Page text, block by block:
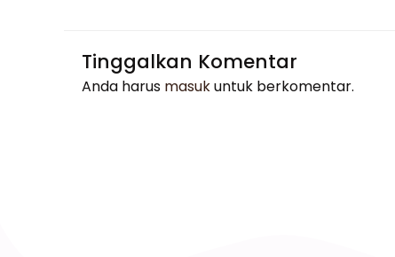
Tinggalkan Komentar
Anda harus masukuntuk berkomentar.